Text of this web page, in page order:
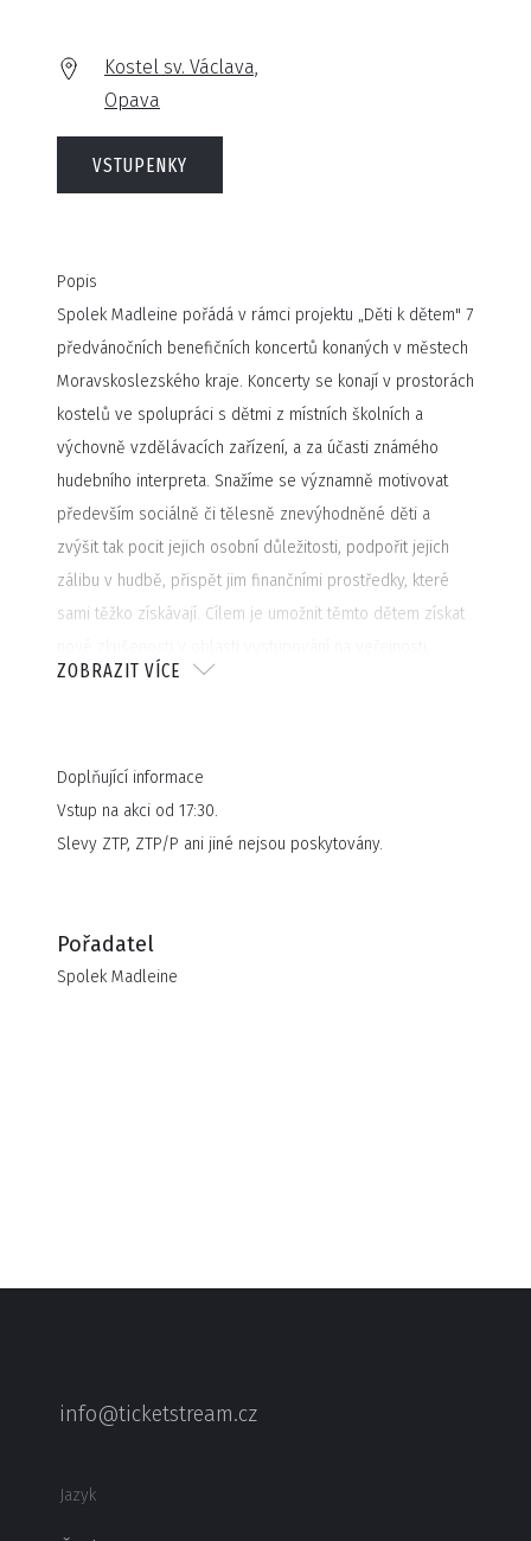
Kostel sv. Václava,
Opava
VSTUPENKY
Popis
Spolek Madleine pořádá v rámci projektu „Děti k dětem" 7
předvánočních benefičních koncertů konaných v městech
Moravskoslezského kraje. Koncerty se konají v prostorách
kostelů ve spolupráci s dětmi z místních školních a
výchovně vzdělávacích zařízení, a za účasti známého
hudebního interpreta. Snažíme se významně motivovat
především sociálně či tělesně znevýhodněné děti a
zvýšit tak pocit jejich osobní důležitosti, podpořit jejich
zálibu v hudbě, přispět jim finančními prostředky, které
sami těžko získávají. Cílem je umožnit těmto dětem získat
dáváme jim možnost setkat se osobně s populárními
umělců.
ZOBRAZIT VÍCE
Doplňující informace
Vstup na akci od 17:30.
Slevy ZTP, ZTP/P ani jiné nejsou poskytovány.
Pořadatel
Spolek Madleine
info@ticketstream.cz
Jazyk